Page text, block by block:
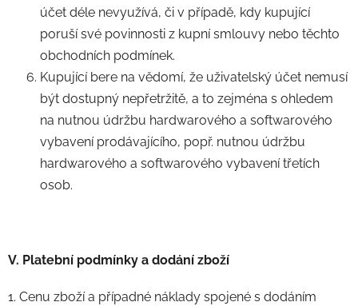
účet déle nevyužívá, či v případě, kdy kupující
poruší své povinnosti z kupní smlouvy nebo těchto
obchodních podmínek.
Kupující bere na vědomí, že uživatelský účet nemusí
být dostupný nepřetržitě, a to zejména s ohledem
na nutnou údržbu hardwarového a softwarového
vybavení prodávajícího, popř. nutnou údržbu
hardwarového a softwarového vybavení třetích
osob.
V. Platební podmínky a dodání zboží
1. Cenu zboží a případné náklady spojené s dodáním